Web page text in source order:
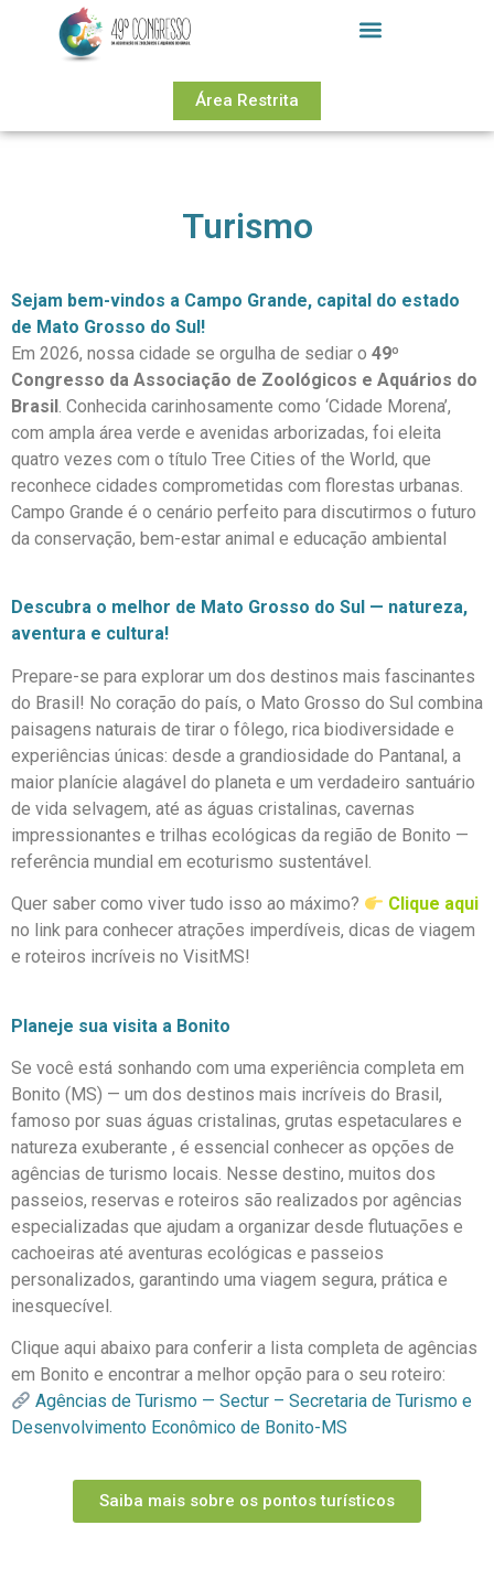
Área Restrita
Turismo
Sejam bem-vindos a Campo Grande, capital do estado
de Mato Grosso do Sul!
Em 2026, nossa cidade se orgulha de sediar o 49º
Congresso da Associação de Zoológicos e Aquários do
Brasil. Conhecida carinhosamente como ‘Cidade Morena’,
com ampla área verde e avenidas arborizadas, foi eleita
quatro vezes com o título Tree Cities of the World, que
reconhece cidades comprometidas com florestas urbanas.
Campo Grande é o cenário perfeito para discutirmos o futuro
da conservação, bem-estar animal e educação ambiental
Descubra o melhor de Mato Grosso do Sul — natureza,
aventura e cultura!
Prepare-se para explorar um dos destinos mais fascinantes
do Brasil! No coração do país, o Mato Grosso do Sul combina
paisagens naturais de tirar o fôlego, rica biodiversidade e
experiências únicas: desde a grandiosidade do Pantanal, a
maior planície alagável do planeta e um verdadeiro santuário
de vida selvagem, até as águas cristalinas, cavernas
impressionantes e trilhas ecológicas da região de Bonito —
referência mundial em ecoturismo sustentável.
Quer saber como viver tudo isso ao máximo?
Clique aqui
no link para conhecer atrações imperdíveis, dicas de viagem
e roteiros incríveis no VisitMS!
Planeje sua visita a Bonito
Se você está sonhando com uma experiência completa em
Bonito (MS) — um dos destinos mais incríveis do Brasil,
famoso por suas águas cristalinas, grutas espetaculares e
natureza exuberante , é essencial conhecer as opções de
agências de turismo locais. Nesse destino, muitos dos
passeios, reservas e roteiros são realizados por agências
especializadas que ajudam a organizar desde flutuações e
cachoeiras até aventuras ecológicas e passeios
personalizados, garantindo uma viagem segura, prática e
inesquecível.
Clique aqui abaixo para conferir a lista completa de agências
em Bonito e encontrar a melhor opção para o seu roteiro:
Agências de Turismo — Sectur – Secretaria de Turismo e
Desenvolvimento Econômico de Bonito-MS
Saiba mais sobre os pontos turísticos